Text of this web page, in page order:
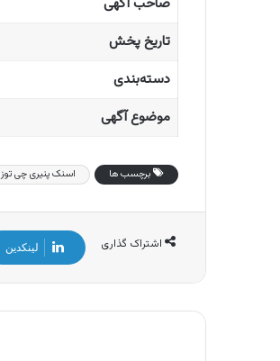
صاحب آگهی
تاریخ پخش
دسته‌بندی
موضوع آگهی
برچسب ها اسنک پنیری چی توز
اشتراک گذاری لینکدین